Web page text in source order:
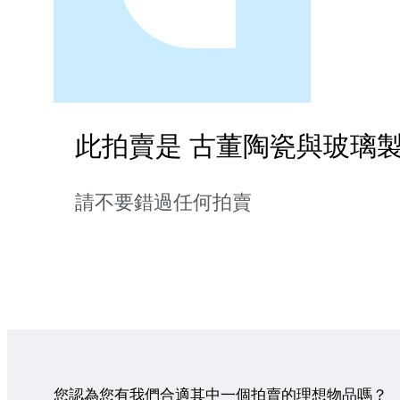
此拍賣是 古董陶瓷與玻璃
請不要錯過任何拍賣
您認為您有我們合適其中一個拍賣的理想物品嗎？